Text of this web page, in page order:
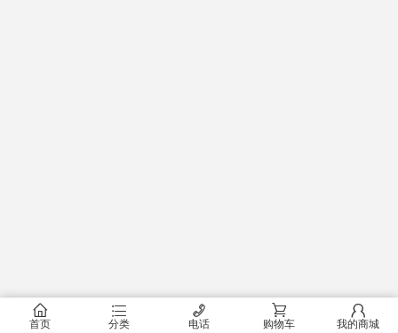
󰂠
首页
󰂦
分类
󰄫
电话
󰂟
购物车
󰂢
我的商城